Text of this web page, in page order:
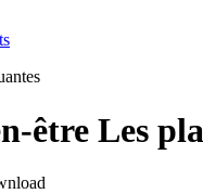
être Les